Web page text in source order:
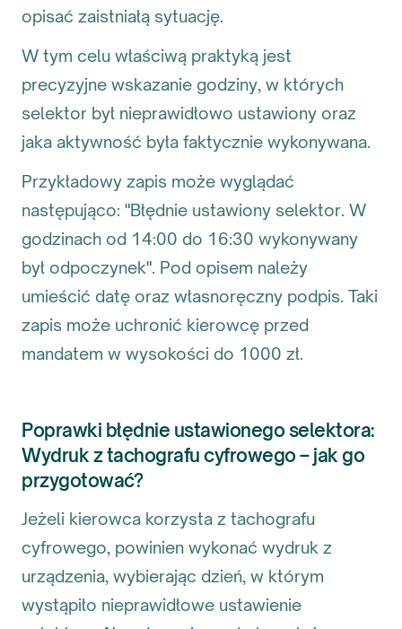
opisać zaistniałą sytuację.
W tym celu właściwą praktyką jest
precyzyjne wskazanie godziny, w których
selektor był nieprawidłowo ustawiony oraz
jaka aktywność była faktycznie wykonywana.
Przykładowy zapis może wyglądać
następująco: "Błędnie ustawiony selektor. W
godzinach od 14:00 do 16:30 wykonywany
był odpoczynek". Pod opisem należy
umieścić datę oraz własnoręczny podpis. Taki
zapis może uchronić kierowcę przed
mandatem w wysokości do 1000 zł.
Poprawki błędnie ustawionego selektora:
Wydruk z tachografu cyfrowego – jak go
przygotować?
Jeżeli kierowca korzysta z tachografu
cyfrowego, powinien wykonać wydruk z
urządzenia, wybierając dzień, w którym
wystąpiło nieprawidłowe ustawienie